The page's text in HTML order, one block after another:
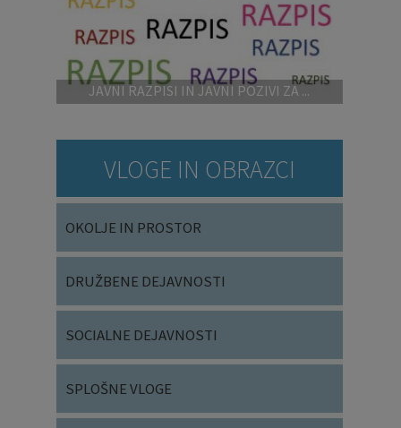
JAVNI RAZPISI IN JAVNI POZIVI ZA ...
VLOGE IN OBRAZCI
OKOLJE IN PROSTOR
DRUŽBENE DEJAVNOSTI
SOCIALNE DEJAVNOSTI
SPLOŠNE VLOGE